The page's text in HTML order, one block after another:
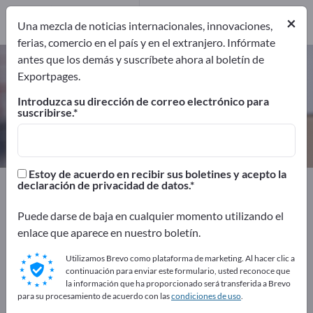
Anclaje de transporte – encuentre
fabricantes y proveedores
Exportadores Fabricantes
Exportpages
Transporte y Embalaje
Anclaje de transporte
¡Anúnciese gratis en Exportpages!
Necesidades – Ofertas – Productos usados – Contactos
comerciales >> Empiece aquí
×
Una mezcla de noticias internacionales, innovaciones,
ferias, comercio en el país y en el extranjero. Infórmate
antes que los demás y suscríbete ahora al boletín de
Exportpages.
Introduzca su dirección de correo electrónico para
suscribirse.
Estoy de acuerdo en recibir sus boletines y acepto la
declaración de privacidad de datos.
Puede darse de baja en cualquier momento utilizando el
enlace que aparece en nuestro boletín.
Utilizamos Brevo como plataforma de marketing. Al hacer clic a
continuación para enviar este formulario, usted reconoce que
la información que ha proporcionado será transferida a Brevo
para su procesamiento de acuerdo con lascondiciones de uso.